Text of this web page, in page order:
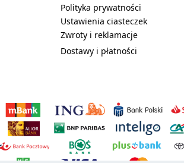
Polityka prywatności
Ustawienia ciasteczek
Zwroty i reklamacje
Dostawy i płatności